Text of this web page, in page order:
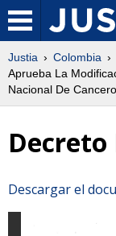
Justia Colombia
Aprueba La
Nacional De
Decreto
Descargar el